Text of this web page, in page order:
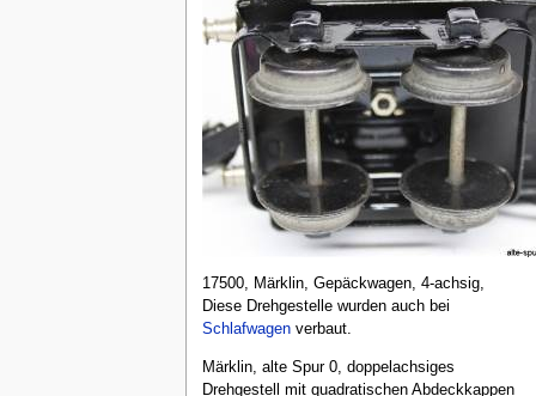
17500, Märklin, Gepäckwagen, 4-achsig,
Diese Drehgestelle wurden auch bei
Schlafwagenverbaut.
Märklin, alte Spur 0, doppelachsiges
Drehgestell mit quadratischen Abdeckkappen